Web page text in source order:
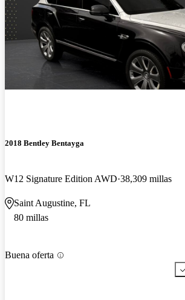
2018 Bentley Bentayga
W12 Signature Edition AWD 38,309 millas
Saint Augustine, FL
80 millas
Buena oferta